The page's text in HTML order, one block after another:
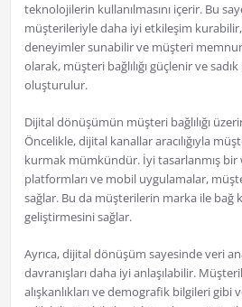
teknolojilerin kullanılmasını içerir. Bu
müşterileriyle daha iyi etkileşim
deneyimler sunabilir ve müşteri
olarak, müşteri bağlılığı güçlenir ve
oluşturulur.
Dijital dönüşümün müşteri bağlılığı
Öncelikle, dijital kanallar aracılığıyla
kurmak mümkündür. İyi tasarlanmış bir
platformları ve mobil uygulamalar,
sağlar. Bu da müşterilerin marka ile bağ
geliştirmesini sağlar.
Ayrıca, dijital dönüşüm sayesinde veri
davranışları daha iyi anlaşılabilir.
alışkanlıkları ve demografik bilgileri